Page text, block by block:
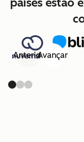
países estão
AnteriorAvançar